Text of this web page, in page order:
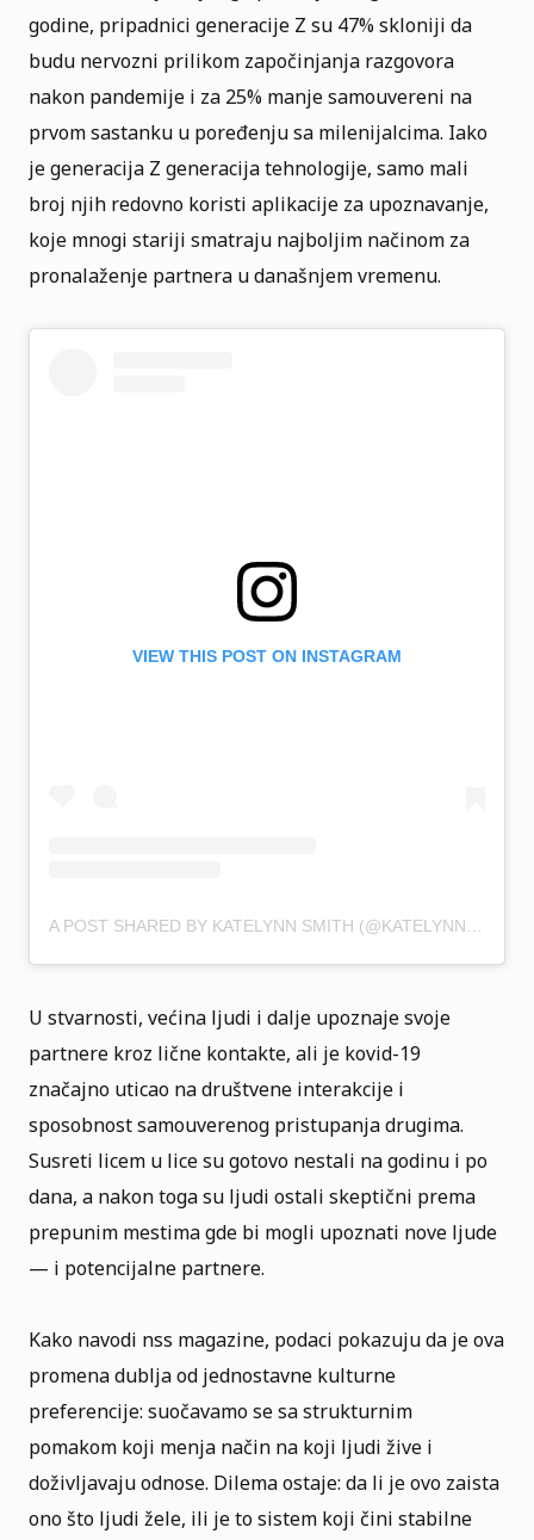
godine, pripadnici generacije Z su 47% skloniji da
budu nervozni prilikom započinjanja razgovora
nakon pandemije i za 25% manje samouvereni na
prvom sastanku u poređenju sa milenijalcima. Iako
je generacija Z generacija tehnologije, samo mali
broj njih redovno koristi aplikacije za upoznavanje,
koje mnogi stariji smatraju najboljim načinom za
pronalaženje partnera u današnjem vremenu.
VIEW THIS POST ON INSTAGRAM
A POST SHARED BY KATELYNN SMITH (@KATELYNN0009)
U stvarnosti, većina ljudi i dalje upoznaje svoje
partnere kroz lične kontakte, ali je kovid-19
značajno uticao na društvene interakcije i
sposobnost samouverenog pristupanja drugima.
Susreti licem u lice su gotovo nestali na godinu i po
dana, a nakon toga su ljudi ostali skeptični prema
prepunim mestima gde bi mogli upoznati nove ljude
— i potencijalne partnere.
Kako navodi nss magazine, podaci pokazuju da je ova
promena dublja od jednostavne kulturne
preferencije: suočavamo se sa strukturnim
pomakom koji menja način na koji ljudi žive i
doživljavaju odnose. Dilema ostaje: da li je ovo zaista
ono što ljudi žele, ili je to sistem koji čini stabilne